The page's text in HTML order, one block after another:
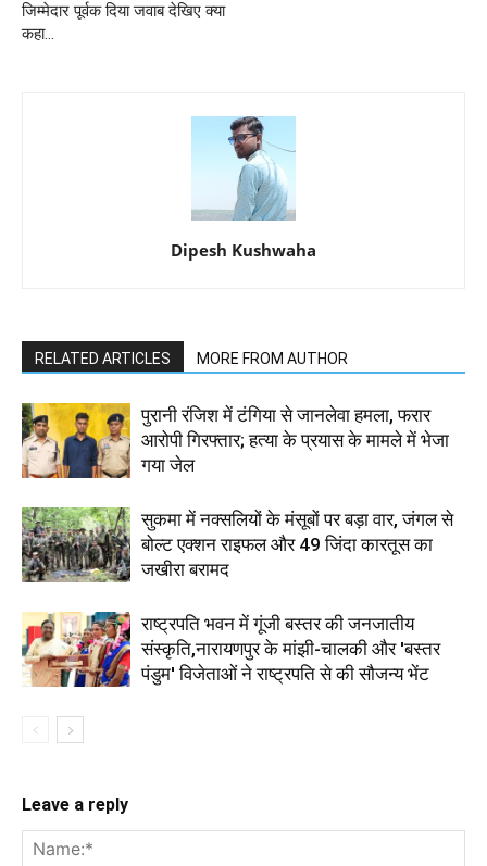
जिम्मेदार पूर्वक दिया जवाब देखिए क्या
कहा...
Dipesh Kushwaha
RELATED ARTICLES MORE FROM AUTHOR
पुरानी रंजिश में टंगिया से जानलेवा हमला, फरार
आरोपी गिरफ्तार; हत्या के प्रयास के मामले में भेजा
गया जेल
सुकमा में नक्सलियों के मंसूबों पर बड़ा वार, जंगल से
बोल्ट एक्शन राइफल और 49 जिंदा कारतूस का
जखीरा बरामद
राष्ट्रपति भवन में गूंजी बस्तर की जनजातीय
संस्कृति,नारायणपुर के मांझी-चालकी और 'बस्तर
पंडुम' विजेताओं ने राष्ट्रपति से की सौजन्य भेंट
Leave a reply